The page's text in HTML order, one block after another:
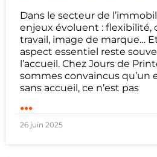
Dans le secteur de
enjeux évoluent : flexibilité,
travail, image de marque…
aspect essentiel reste
l’accueil. Chez Jours de
sommes convaincus qu’un
sans accueil, ce n’est pas
...
26 juin 2025